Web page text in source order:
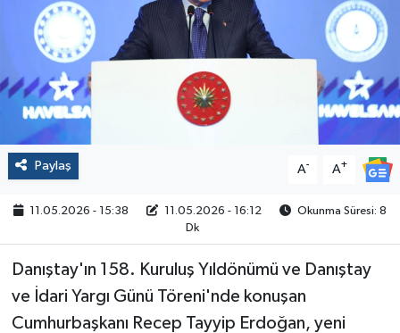
Paylaş A- A+
11.05.2026 - 15:38 11.05.2026 - 16:12
Okunma Süresi: 8
Dk
Danıştay'ın 158. Kuruluş Yıldönümü ve Danıştay
ve İdari Yargı Günü Töreni'nde konuşan
Cumhurbaşkanı Recep Tayyip Erdoğan, yeni
Sağlık
Spor
Yaşam
Çalışma Hayatı
Yurt
2024 Seçim Sonuçları